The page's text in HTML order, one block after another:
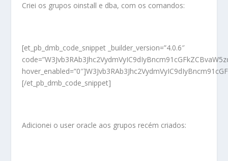
Criei os grupos oinstall e dba, com os comandos:
[et_pb_dmb_code_snippet _builder_version=”4.0.6″
[/et_pb_dmb_code_snippet]
Adicionei o user oracle aos grupos recém criados: